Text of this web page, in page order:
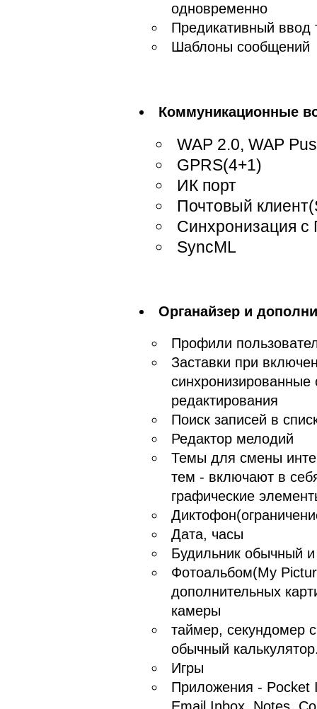
одновременно
Предикативный ввод
Шаблоны сообщений
Коммуникационные
WAP 2.0, WAP
GPRS(4+1)
ИК порт
Почтовый
Синхронизация с
SyncML
Органайзер и
Профили
Заставки при
редактирования
Поиск записей в
Редактор мелодий
Темы для смены
тем - включают в
графические
Дата, часы
Будильник обычный
Фотоальбом(My
дополнительных
камеры
таймер, секундомер
обычный
Игры
Приложения - Pocket